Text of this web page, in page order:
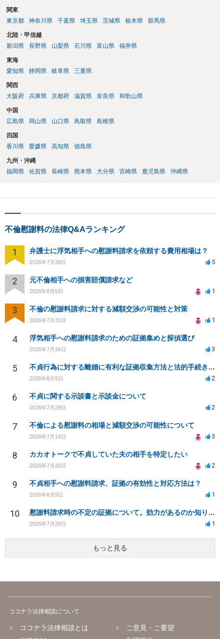
関東
東京都
神奈川県 千葉県 埼玉県 茨城県 栃木県 群馬県
北陸・甲信越
新潟県
長野県 山梨県 石川県 富山県 福井県
東海
愛知県
静岡県 岐阜県 三重県
関西
大阪府
兵庫県 京都府 滋賀県 奈良県 和歌山県
中国
広島県
岡山県 山口県 鳥取県 島根県
四国
香川県
愛媛県 高知県 徳島県
九州・沖縄
福岡県
佐賀県 長崎県 熊本県 大分県 宮崎県 鹿児島県 沖縄県
不倫慰謝料の法律Q&Aランキング
1 弁護士に浮気相手への慰謝料請求を依頼する費用相場は？
2026年7月28日 5
2 元不倫相手への損害賠償請求など
2026年8月6日 1
3 不倫の慰謝料請求に対する減額交渉の可能性と対策
2026年7月31日 1
4 浮気相手への慰謝料請求のための証拠集めと探偵選び
2026年7月26日 3
5 不貞行為に対する離婚に有利な証拠収集方法と法的手続きについて
2026年8月5日 2
6 不貞に関する示談書と示談金について
2026年7月28日 2
7 不倫による慰謝料の相場と減額交渉の可能性について
2026年7月14日 3
8 カカオトークで不貞していた夫の相手を特定したい
2026年7月20日 2
9 不貞相手への慰謝料請求、証拠の有効性と対応方法は？
2026年8月5日 1
10 慰謝料請求時の不定の証拠について。効力があるのか知りたい。
2026年7月29日 1
もっと見る
ココナラ法律相談について
ココナラ法律相談とは
ご意見・ご要望